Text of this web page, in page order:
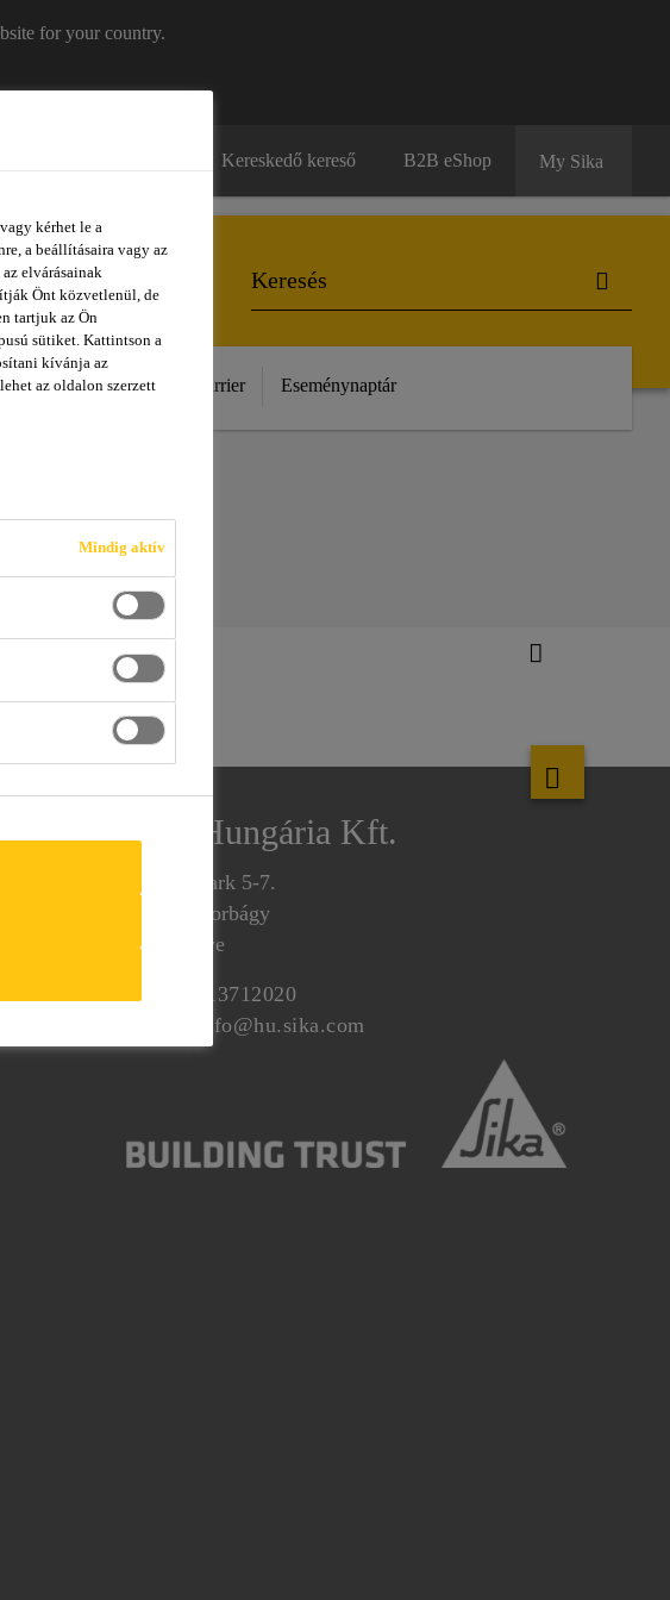
for your country.
Kereskedő kereső B2B eShop My Sika
REACH Rólunk Karrier Eseménynaptár
Sika Hungária Kft.
Rozália park 5-7.
2051 Biatorbágy
Pest megye
Tel.:
+3613712020
info@hu.sika.com
kérhet le a
a beállításaira vagy az
elvárásainak
Önt közvetlenül, de
tartjuk az Ön
sütiket. Kattintson a
kívánja az
az oldalon szerzett
Mindig aktív